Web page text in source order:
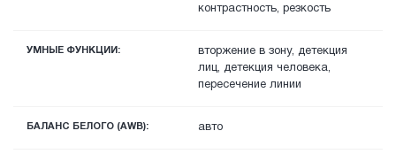
контрастность, резкость
УМНЫЕ ФУНКЦИИ:
вторжение в зону, детекция
лиц, детекция человека,
пересечение линии
БАЛАНС БЕЛОГО (AWB): авто